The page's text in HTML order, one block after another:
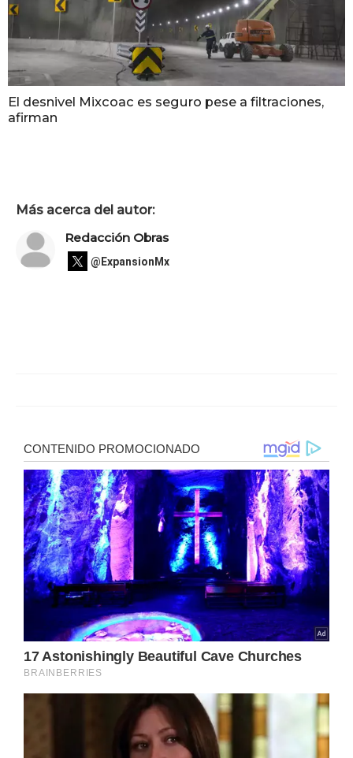
El desnivel Mixcoac es seguro pese a filtraciones,
afirman
Más acerca del autor:
Redacción Obras
@ExpansionMx